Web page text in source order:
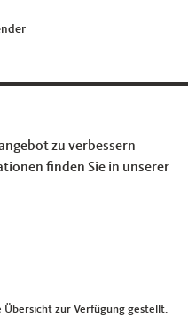
zu verbessern
finden Sie in unserer
Übersicht zur Verfügung gestellt.